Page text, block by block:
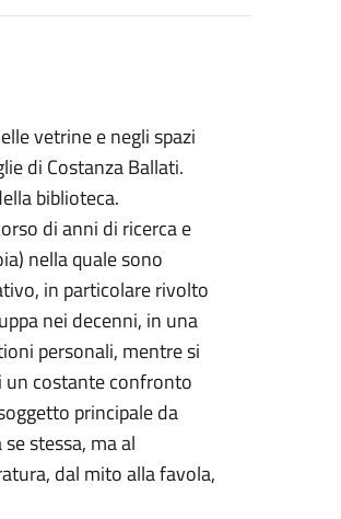
vetrine e negli spazi
di Costanza Ballati.
biblioteca.
di anni di ricerca e
nella quale sono
in particolare rivolto
nei decenni, in una
personali, mentre si
un costante confronto
principale da
stessa, ma al
dal mito alla favola,